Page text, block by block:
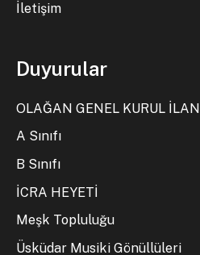
İletişim
Duyurular
OLAĞAN GENEL KURUL
A Sınıfı
B Sınıfı
İCRA HEYETİ
Meşk Topluluğu
Üsküdar Musiki Gönüllüleri